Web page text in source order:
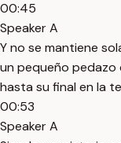
00:45
Speaker A
Y no se mantiene
un pequeño pedazo
hasta su final en la
00:53
Speaker A